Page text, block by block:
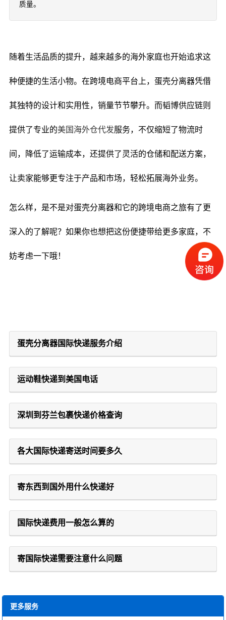
质量。
随着生活品质的提升，越来越多的海外家庭也开始追求这
种便捷的生活小物。在跨境电商平台上，蛋壳分离器凭借
其独特的设计和实用性，销量节节攀升。而韬博供应链则
提供了专业的美国海外仓代发服务，不仅缩短了物流时
间，降低了运输成本，还提供了灵活的仓储和配送方案，
让卖家能够更专注于产品和市场，轻松拓展海外业务。
怎么样，是不是对蛋壳分离器和它的跨境电商之旅有了更
深入的了解呢？如果你也想把这份便捷带给更多家庭，不
妨考虑一下哦！
蛋壳分离器国际快递服务介绍
运动鞋快递到美国电话
深圳到芬兰包裹快递价格查询
各大国际快递寄送时间要多久
寄东西到国外用什么快递好
国际快递费用一般怎么算的
寄国际快递需要注意什么问题
更多服务